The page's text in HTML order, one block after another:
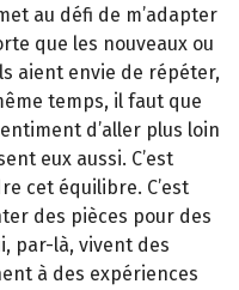
au défi de m’adapter
que les nouveaux ou
aient envie de répéter,
temps, il faut que
d’aller plus loin
eux aussi. C’est
cet équilibre. C’est
des pièces pour des
par-là, vivent des
à des expériences